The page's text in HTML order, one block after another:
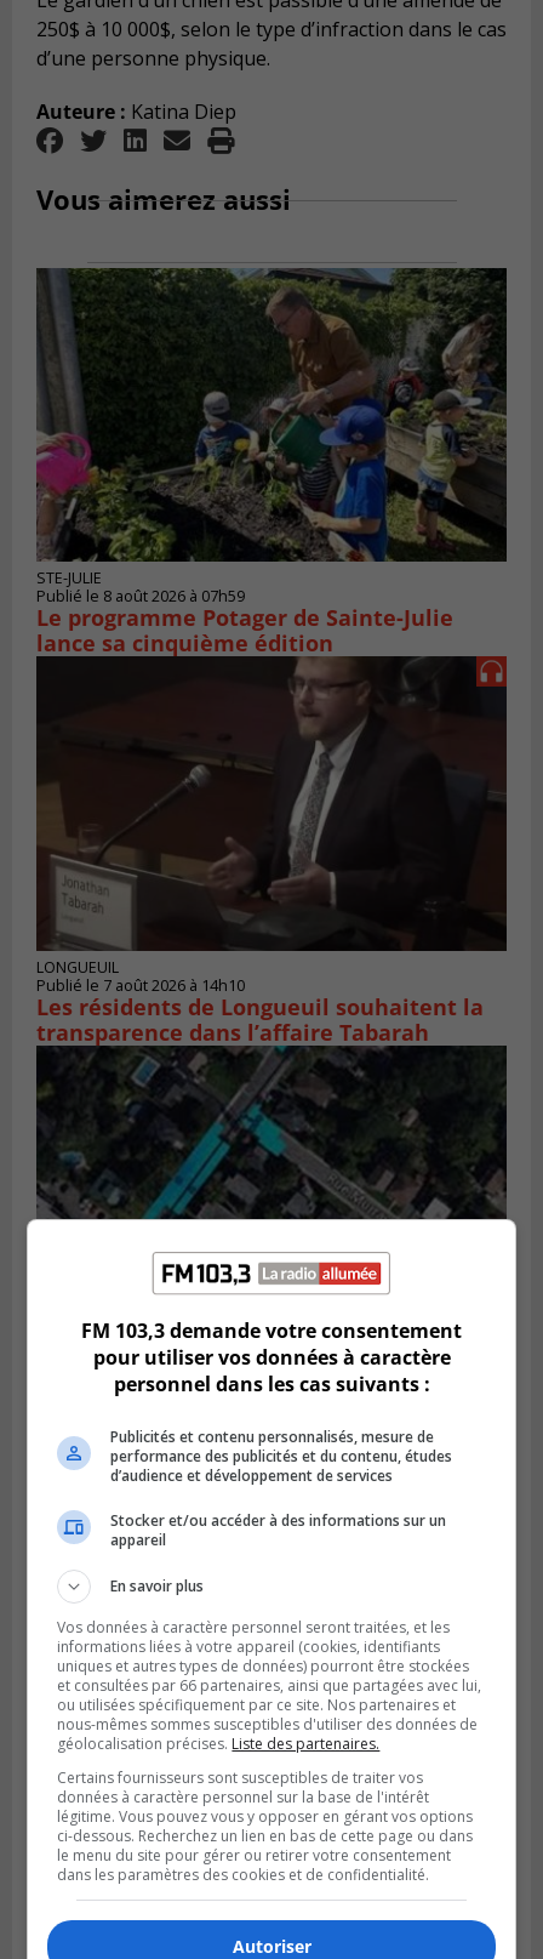
250$ à 10 000$, selon le type d’infraction dans le cas
d’une personne physique.
Auteure : Katina Diep
Vous aimerez aussi
STE-JULIE
Publié le 8 août 2026 à 07h59
Le programme Potager de Sainte-Julie
lance sa cinquième édition
LONGUEUIL
Publié le 7 août 2026 à 14h10
Les résidents de Longueuil souhaitent la
transparence dans l’affaire Tabarah
GREENFIELD PARK
Publié le 6 août 2026 à 13h45
Greenfield Park veut s’armer contre les
pluies
SAINT-HUBERT
Publié le 6 août 2026 à 09h39
Longueuil injecte 1,5 M$ pour moderniser
deux stations de pompage
FM 103,3 demande votre consentement
pour utiliser vos données à caractère
personnel dans les cas suivants :
Publicités et contenu personnalisés, mesure de
performance des publicités et du contenu, études
d’audience et développement de services
Stocker et/ou accéder à des informations sur un
appareil
En savoir plus
Vos données à caractère personnel seront traitées, et les
informations liées à votre appareil (cookies, identifiants
uniques et autres types de données) pourront être stockées
et consultées par 66 partenaires, ainsi que partagées avec lui,
ou utilisées spécifiquement par ce site. Nos partenaires et
nous-mêmes sommes susceptibles d'utiliser des données de
géolocalisation précises. Liste des partenaires.
Certains fournisseurs sont susceptibles de traiter vos
données à caractère personnel sur la base de l'intérêt
légitime. Vous pouvez vous y opposer en gérant vos options
ci-dessous. Recherchez un lien en bas de cette page ou dans
le menu du site pour gérer ou retirer votre consentement
dans les paramètres des cookies et de confidentialité.
Autoriser